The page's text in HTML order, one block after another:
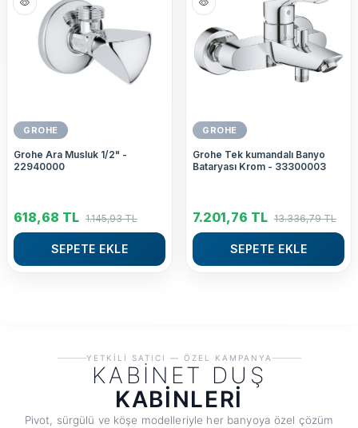
GROHE
Grohe Ara Musluk 1/2" -
22940000
618,68 TL 1.145,93TL
SEPETE EKLE
GROHE
Grohe Tek kumandalı Banyo
Bataryası Krom - 33300003
7.201,76 TL 13.336,79TL
SEPETE EKLE
YETKILI SATICI — ÖZEL KAMPANYA
KABİNET DUŞ
KABINLERI
Pivot, sürgülü ve köşe modelleriyle her banyoya özel çözüm